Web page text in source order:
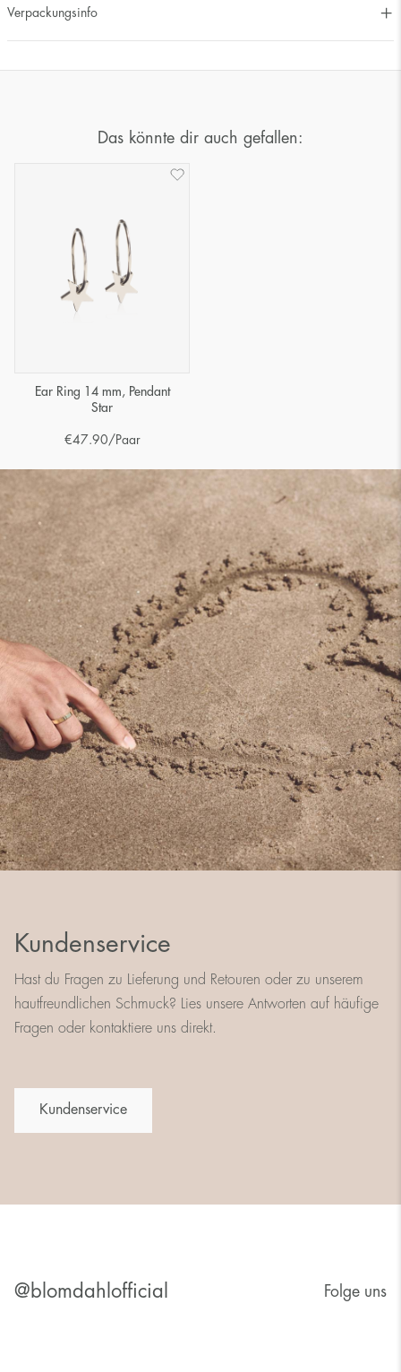
Verpackungsinfo
Das könnte dir auch gefallen:
Ear Ring 14 mm, Pendant
Star
€47.90/Paar
Kundenservice
Hast du Fragen zu Lieferung und Retouren oder zu unserem
hautfreundlichen Schmuck? Lies unsere Antworten auf häufige
Fragen oder kontaktiere uns direkt.
Kundenservice
@blomdahlofficial Folge uns